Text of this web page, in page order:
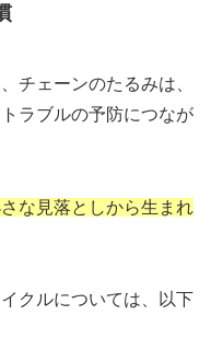
チェーンのたるみは、
ラブルの予防につなが
な見落としから生まれ
クルについては、以下